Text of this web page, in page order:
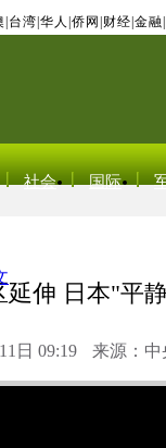
台湾 华人 侨网 财经 金融
社会 国际
延伸 日本"平
日 09:19 来源：中